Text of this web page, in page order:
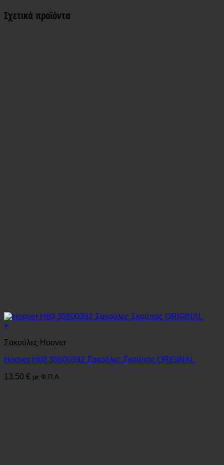
Σχετικά προϊόντα
+
Σακούλες Hoover
Hoover H60 35600392 Σακούλες Σκούπας ORIGINAL
13.50 € με Φ.Π.Α.